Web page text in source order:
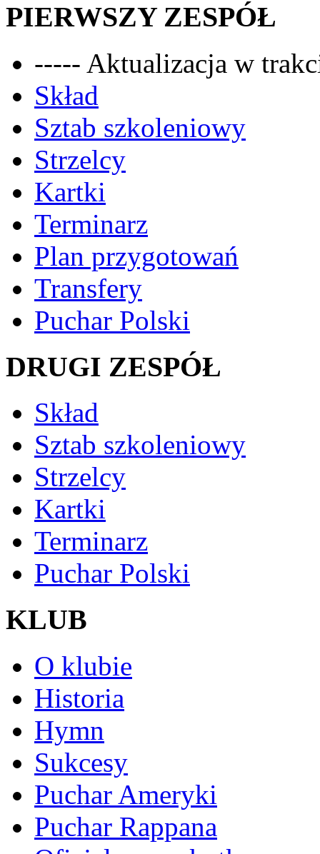
PIERWSZY ZESPÓŁ
----- Aktualizacja w
Skład
Sztab szkoleniowy
Strzelcy
Kartki
Terminarz
Plan przygotowań
Transfery
Puchar Polski
DRUGI ZESPÓŁ
Skład
Sztab szkoleniowy
Strzelcy
Kartki
Terminarz
Puchar Polski
KLUB
O klubie
Historia
Hymn
Sukcesy
Puchar Ameryki
Puchar Rappana